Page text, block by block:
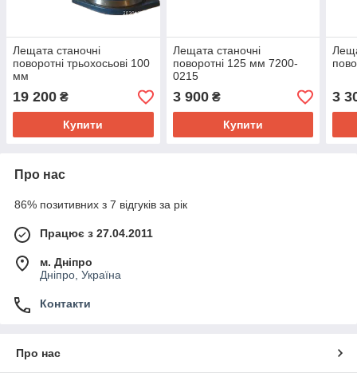
Лещата станочні
поворотні трьохосьові 100
мм
19 200 ₴
Купити
Лещата станочні
поворотні 125 мм 7200-
0215
3 900₴
Купити
3
Про нас
86% позитивних з 7 відгуків за рік
Працює з 27.04.2011
м. Дніпро
Дніпро, Україна
Контакти
Про нас